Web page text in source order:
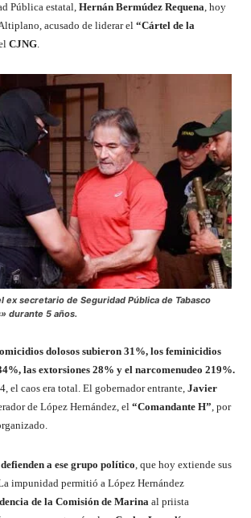
Pública estatal, Hernán Bermúdez Requena, hoy
acusado de liderar el “Cártel de la
CJNG.
ex secretario de Seguridad Pública de Tabasco
durante 5 años.
dolosos subieron 31%, los feminicidios
las extorsiones 28% y el narcomenudeo 219%.
el caos era total. El gobernador entrante, Javier
de López Hernández, el “Comandante H”, por
a ese grupo político, que hoy extiende sus
impunidad permitió a López Hernández
de la Comisión de Marina al priista